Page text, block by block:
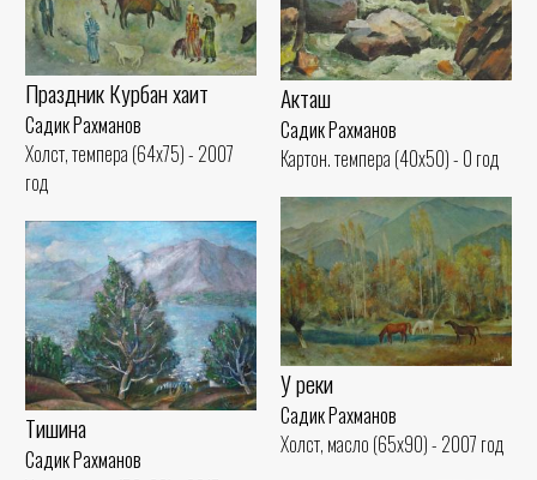
Акташ
Садик Рахманов
Картон. темпера (40x50) - 0 год
Праздник Курбан хаит
Садик Рахманов
Холст, темпера (64x75) - 2007
год
У реки
Садик Рахманов
Холст, масло (65x90) - 2007 год
Тишина
Садик Рахманов